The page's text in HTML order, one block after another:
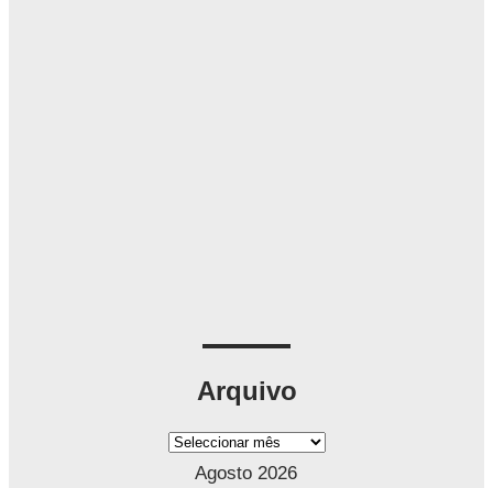
Arquivo
A
Agosto 2026